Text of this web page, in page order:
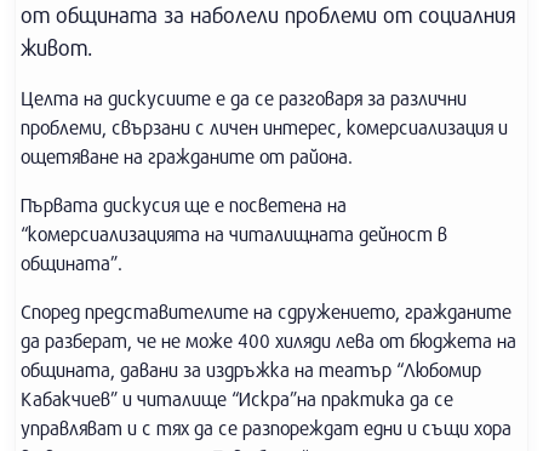
от общината за наболели проблеми от социалния
живот.
Целта на дискусиите е да се разговаря за различни
проблеми, свързани с личен интерес, комерсиализация и
ощетяване на гражданите от района.
Първата дискусия ще е посветена на
“комерсиализацията на читалищната дейност в
общината”.
Според представителите на сдружението, гражданите
да разберат, че не може 400 хиляди лева от бюджета на
общината, давани за издръжка на театър “Любомир
Кабакчиев” и читалище “Искра”на практика да се
управляват и с тях да се разпореждат едни и същи хора